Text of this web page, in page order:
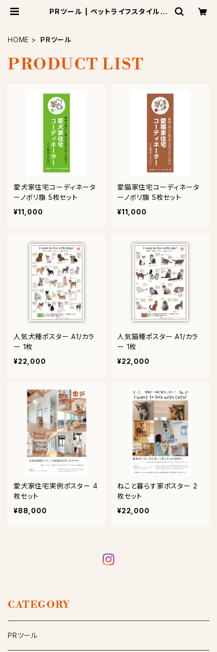
PRツール | ペットライフスタイル公
HOME PRツール
PRODUCT LIST
愛犬家住宅コーディネータ
ーノボリ旗 5枚セット
¥11,000
愛猫家住宅コーディネータ
ーノボリ旗 5枚セット
¥11,000
人気犬種ポスター A1/カラ
ー 1枚
¥22,000
人気猫種ポスター A1/カラ
ー 1枚
¥22,000
愛犬家住宅実例ポスター 4
枚セット
¥88,000
ねこと暮らす家ポスター 2
枚セット
¥22,000
CATEGORY
PRツール